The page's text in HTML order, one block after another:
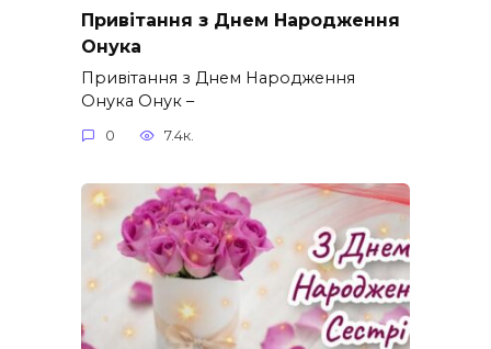
Привітання з Днем Народження
Онука
Привітання з Днем Народження
Онука Онук –
0 7.4к.